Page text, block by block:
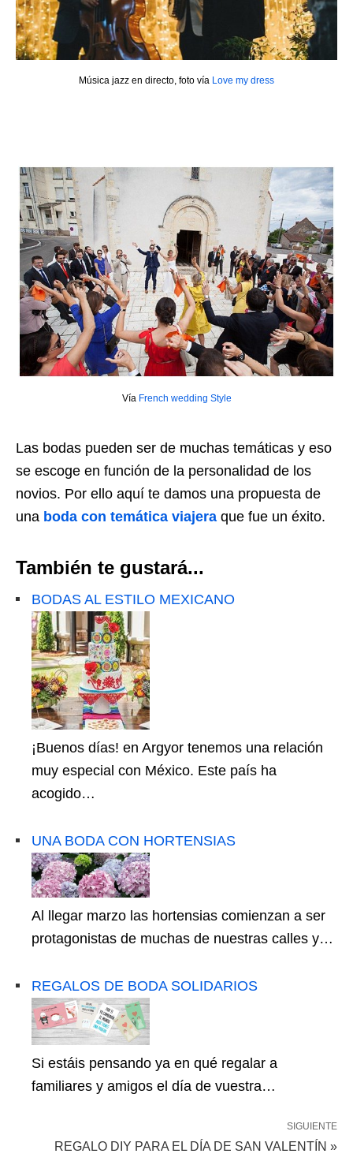
Música jazz en directo, foto vía Love my dress
Vía French wedding Style
Las bodas pueden ser de muchas temáticas y eso
se escoge en función de la personalidad de los
novios. Por ello aquí te damos una propuesta de
una boda con temática viajera que fue un éxito.
También te gustará...
BODAS AL ESTILO MEXICANO
¡Buenos días! en Argyor tenemos una relación
muy especial con México. Este país ha
acogido…
UNA BODA CON HORTENSIAS
Al llegar marzo las hortensias comienzan a ser
protagonistas de muchas de nuestras calles y…
REGALOS DE BODA SOLIDARIOS
Si estáis pensando ya en qué regalar a
familiares y amigos el día de vuestra…
SIGUIENTE
REGALO DIY PARA EL DÍA DE SAN VALENTÍN »